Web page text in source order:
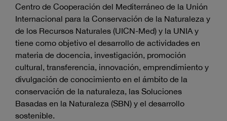
Centro de Cooperación del Mediterráneo de la Unión
Internacional para la Conservación de la Naturaleza y
de los Recursos Naturales (UICN-Med) y la UNIA y
tiene como objetivo el desarrollo de actividades en
materia de docencia, investigación, promoción
cultural, transferencia, innovación, emprendimiento y
divulgación de conocimiento en el ámbito de la
conservación de la naturaleza, las Soluciones
Basadas en la Naturaleza (SBN) y el desarrollo
sostenible.